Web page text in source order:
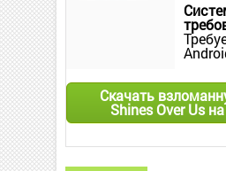
Скачать
Shines Over Us